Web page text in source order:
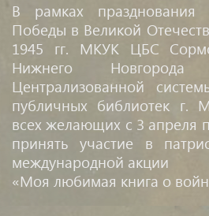
В рамках празднования
Победы в Великой
1945 гг. МКУК ЦБС
Нижнего
Централизованной
публичных библиотек г.
всех желающих с 3 апреля
принять участие в
международной акции
«Моя любимая книга о